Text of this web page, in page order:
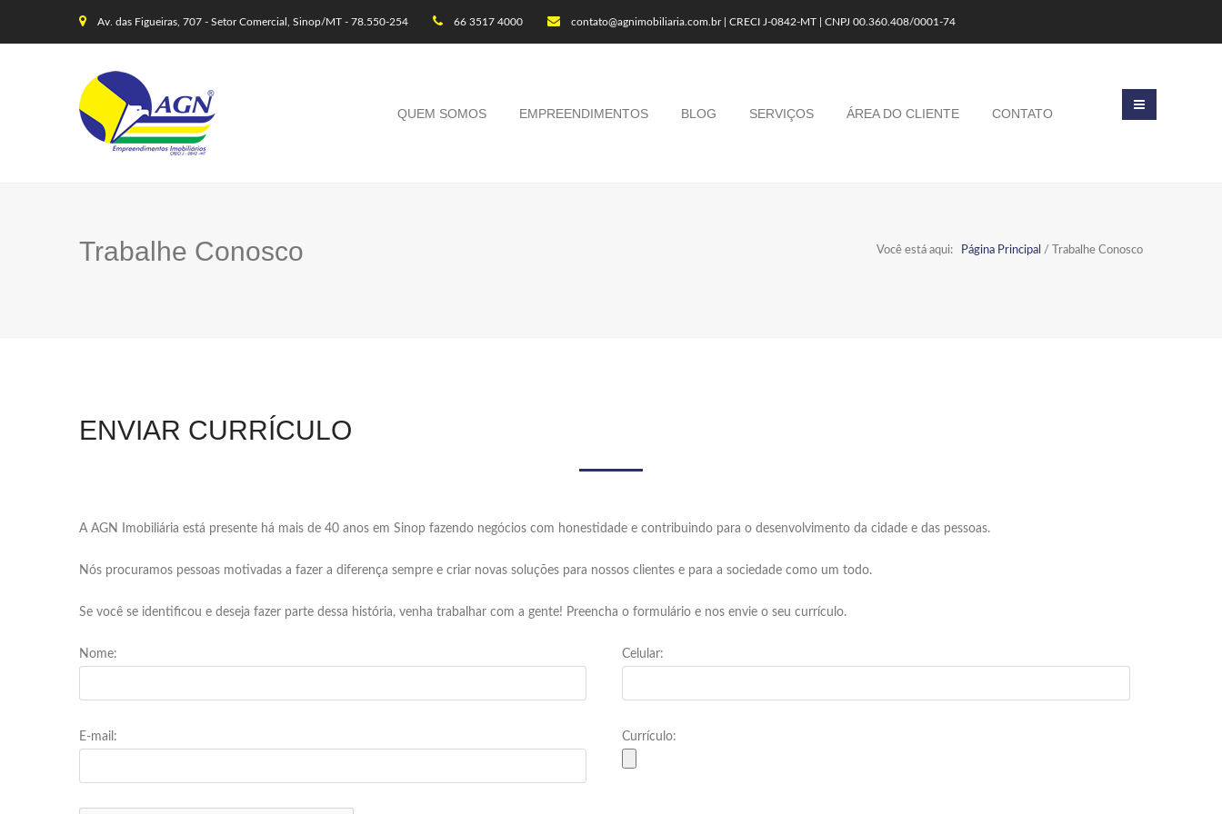
Av. das Figueiras, 707 - Setor Comercial, Sinop/MT - 78.550-254 66 3517 4000 contato@agnimobiliaria.com.br | CRECI J-0842-MT | CNPJ 00.360.408/0001-74
QUEM SOMOS EMPREENDIMENTOS BLOG SERVIÇOS ÁREA DO CLIENTE CONTATO
Trabalhe Conosco Você está aqui: Página Principal / Trabalhe Conosco
ENVIAR CURRÍCULO
A AGN Imobiliária está presente há mais de 40 anos em Sinop fazendo negócios com honestidade e contribuindo para o desenvolvimento da cidade e das pessoas.
Nós procuramos pessoas motivadas a fazer a diferença sempre e criar novas soluções para nossos clientes e para a sociedade como um todo.
Se você se identificou e deseja fazer parte dessa história, venha trabalhar com a gente! Preencha o formulário e nos envie o seu currículo.
Nome:
E-mail:
Celular:
Currículo: